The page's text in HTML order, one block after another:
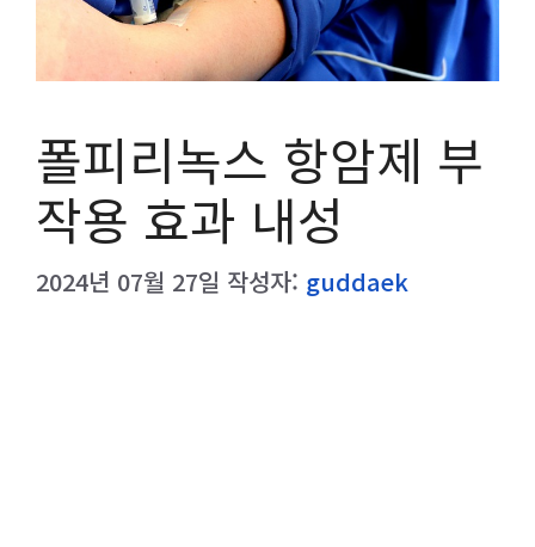
폴피리녹스 항암제 부
작용 효과 내성
2024년 07월 27일 작성자: guddaek